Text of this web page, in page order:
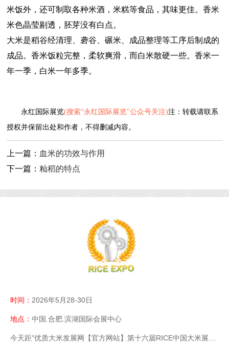
米饭外，还可制取各种米酒，米糕等食品，其味更佳。香米
米色晶莹剔透，胚芽没有白点。
大米是稻谷经清理、砻谷、碾米、成品整理等工序后制成的
成品。香米饭粒完整，柔软爽滑，而白米散硬一些。香米一
年一季，白米一年多季。
永红国际展览(搜索"永红国际展览"公众号关注)注：转载请联系
授权并保留出处和作者，不得删减内容。
上一篇： 血米的功效与作用
下一篇：籼稻的特点
时间： 2026年5月28-30日
地点： 中国.合肥.滨湖国际会展中心